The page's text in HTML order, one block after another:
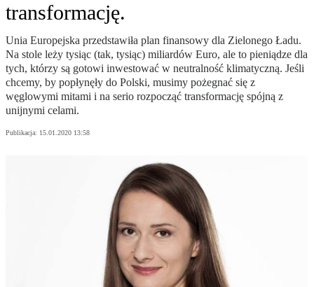
transformację.
Unia Europejska przedstawiła plan finansowy dla Zielonego Ładu.
Na stole leży tysiąc (tak, tysiąc) miliardów Euro, ale to pieniądze dla
tych, którzy są gotowi inwestować w neutralność klimatyczną. Jeśli
chcemy, by popłynęły do Polski, musimy pożegnać się z
węglowymi mitami i na serio rozpocząć transformację spójną z
unijnymi celami.
Publikacja: 15.01.2020 13:58